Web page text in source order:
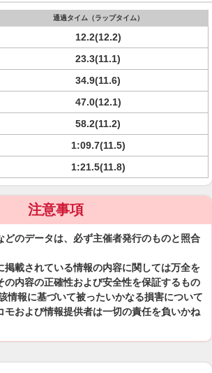
通過タイム（ラップタイム）
12.2(12.2)
23.3(11.1)
34.9(11.6)
47.0(12.1)
58.2(11.2)
1:09.7(11.5)
1:21.5(11.8)
注意事項
どのデータは、必ず主催者発行のものと照合
掲載されている情報の内容に関しては万全を
の内容の正確性および安全性を保証するもの
情報に基づいて被ったいかなる損害について
モおよび情報提供者は一切の責任を負いかね